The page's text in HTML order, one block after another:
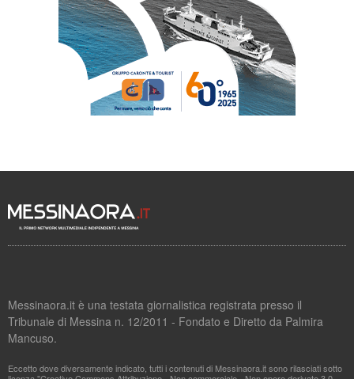
Messinaora.it è una testata giornalistica registrata presso il
Tribunale di Messina n. 12/2011 - Fondato e Diretto da Palmira
Mancuso.
Eccetto dove diversamente indicato, tutti i contenuti di Messinaora.it sono rilasciati sotto